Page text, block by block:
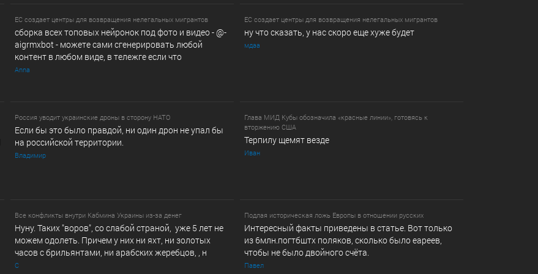
ЕС создает центры для возвращения нелегальных мигрантов
сборка всех топовых нейронок под фото и видео - @­
a­i­­gr­mx­b­­o­t - можете сами сгенерировать любой
контент в любом виде, в т­ележг­е е­сл­и ч­то
Anna
ЕС создает центры для возвращения нелегальных мигрантов
ну что сказать, у нас скоро еще хуже будет
мдаа
Россия уводит украинские дроны в сторону НАТО
Если бы это было правдой, ни один дрон не упал бы
на российской территории.
Владимир
Глава МИД Кубы обозначила «красные линии», готовясь к
вторжению США
Терпилу щемят везде
Иван
Все конфликты внутри Кабмина Украины из-за денег
Нуну. Таких "воров", со слабой страной, уже 5 лет не
можем одолеть. Причем у них ни яхт, ни золотых
часов с брильянтами, ни арабских жеребцов, , н
С
Подлая историческая ложь Европы в отношении русских
Интересный факты приведены в статье. Вот только
из 6млн.погтбштх поляков, сколько было еареев,
чтобы не было двойного счёта.
Павел